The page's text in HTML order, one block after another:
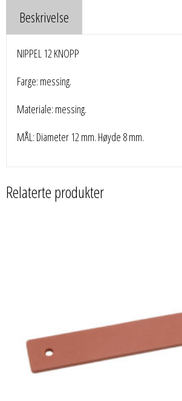
Beskrivelse
NIPPEL 12 KNOPP
Farge: messing.
Materiale: messing.
MÅL: Diameter 12 mm. Høyde 8 mm.
Relaterte produkter